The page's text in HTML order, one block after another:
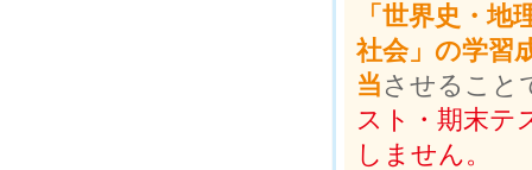
「世界史・地
社会」の学習
当 させること
スト・期末テ
しません。